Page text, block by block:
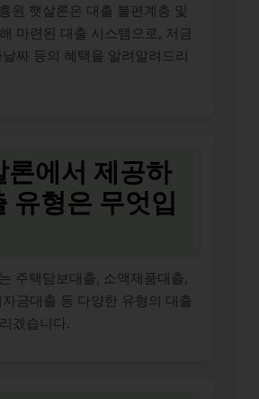
원 햇살론은 대출 불편계층 및
마련된 대출 시스템으로, 저금
짜 등의 혜택을 알려알려드리
론에서 제공하
유형은 무엇입
주택담보대출, 소액제품대출,
금대출 등 다양한 유형의 대출
겠습니다.